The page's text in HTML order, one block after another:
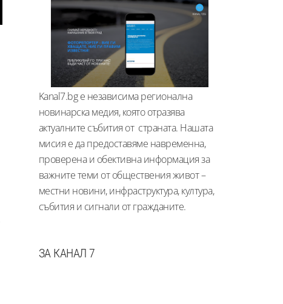
Kanal7.bg е независима регионална
новинарска медия, която отразява
актуалните събития от страната. Нашата
мисия е да предоставяме навременна,
проверена и обективна информация за
важните теми от обществения живот –
местни новини, инфраструктура, култура,
събития и сигнали от гражданите.
ЗА КАНАЛ 7